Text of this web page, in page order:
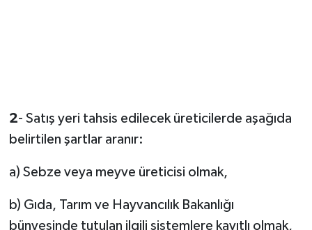
2- Satış yeri tahsis edilecek üreticilerde aşağıda
belirtilen şartlar aranır:
a) Sebze veya meyve üreticisi olmak,
b) Gıda, Tarım ve Hayvancılık Bakanlığı
bünyesinde tutulan ilgili sistemlere kayıtlı olmak,